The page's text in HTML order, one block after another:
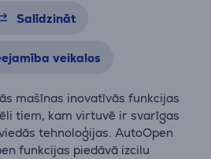
Salīdzināt
veikalos
mašīnas inovatīvās funkcijas
tiem, kam virtuvē ir svarīgas
tehnoloģijas. AutoOpen
funkcijas piedāvā izcilu